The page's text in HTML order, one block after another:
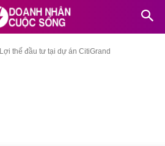
Lợi thế đầu tư tại dự án CitiGrand